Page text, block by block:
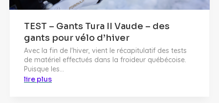
TEST – Gants Tura II Vaude – des
gants pour vélo d’hiver
Avec la fin de l'hiver, vient le récapitulatif des tests
de matériel effectués dans la froideur québécoise.
Puisque les...
lire plus